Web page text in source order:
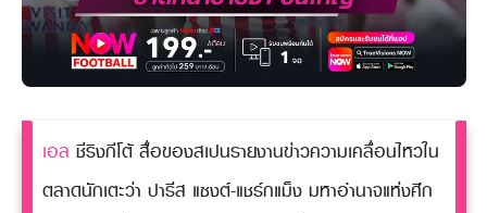
เอล ชีริงกีโต้ สื่อของสเปนรายงานข่าวความเคลื่อนไหวใน
ตลาดนักเตะว่า ปารีส แซงต์-แชร์กแม็ง มหาอำนาจแห่งศึก